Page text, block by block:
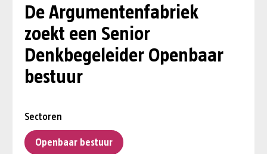
De Argumentenfabriek
zoekt een Senior
Denkbegeleider Openbaar
bestuur
Sectoren
Openbaar bestuur